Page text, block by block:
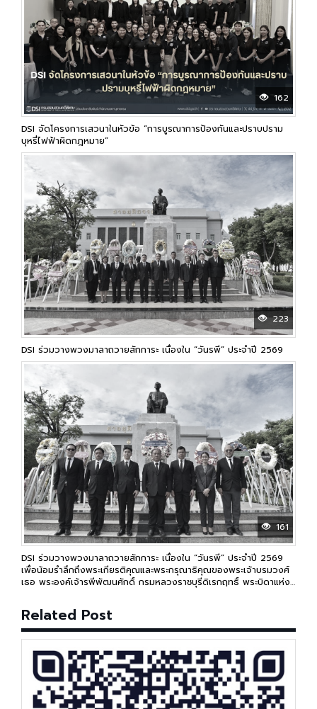
162
DSI จัดโครงการเสวนาในหัวข้อ “การบูรณาการป้องกันและปราบปราม
บุหรี่ไฟฟ้าผิดกฎหมาย”
223
DSI ร่วมวางพวงมาลาถวายสักการะ เนื่องใน “วันรพี” ประจำปี 2569
161
DSI ร่วมวางพวงมาลาถวายสักการะ เนื่องใน “วันรพี” ประจำปี 2569
เพื่อน้อมรำลึกถึงพระเกียรติคุณและพระกรุณาธิคุณของพระเจ้าบรมวงศ์
เธอ พระองค์เจ้ารพีพัฒนศักดิ์ กรมหลวงราชบุรีดิเรกฤทธิ์ พระบิดาแห่ง
Related Post